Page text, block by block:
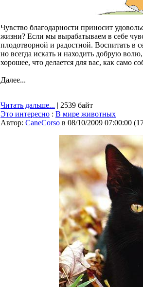
Чувство благодарности приносит
жизни? Если мы вырабатываем в себе
плодотворной и радостной. Воспитать в
но всегда искать и находить добрую волю,
хорошее, что делается для вас, как само
Далее...
Читать дальше... | 2539 байт
Это интересно : В мире животных
Автор: CaneCorso в 08/10/2009 07:00:00 (